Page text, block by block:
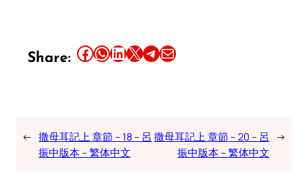
Share: Share this article on Facebook Share this article on WhatsApp Share this article on LinkedIn Share this article on X Share this article on TelegramEmail this Article
← 撒母耳記上 章節 – 18 – 呂
振中版本 – 繁体中文
撒母耳記上 章節 – 20 – 呂
振中版本 – 繁体中文
→